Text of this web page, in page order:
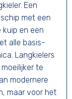
Een
met een
kuip en een
alle basis-
Langkielers
te
modernere
maar voor het